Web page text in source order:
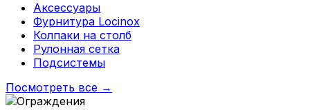
Аксессуары
Фурнитура Locinox
Колпаки на столб
Рулонная сетка
Подсистемы
Посмотреть все →